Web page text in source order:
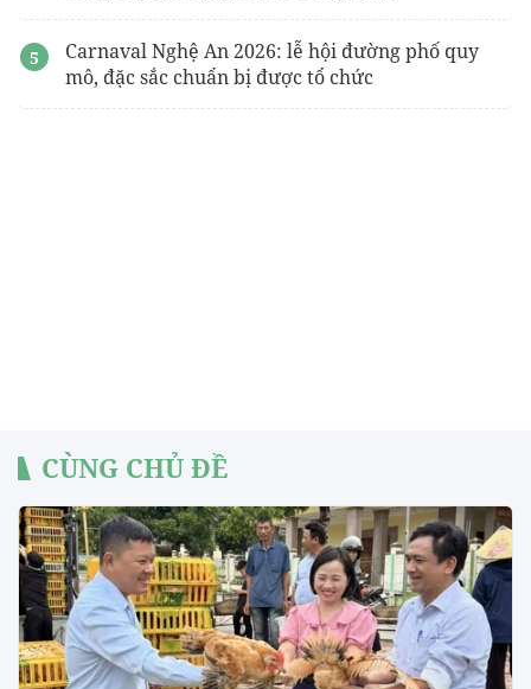
Carnaval Nghệ An 2026: lễ hội đường phố quy
mô, đặc sắc chuẩn bị được tổ chức
CÙNG CHỦ ĐỀ